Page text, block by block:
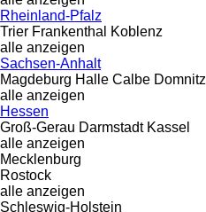
Rheinland-Pfalz
Trier Frankenthal
Koblenz
alle anzeigen
Sachsen-Anhalt
Magdeburg Halle Calbe Domnitz
alle anzeigen
Hessen
Groß-Gerau Darmstadt Kassel
alle anzeigen
Mecklenburg
Rostock
alle anzeigen
Schleswig-Holstein